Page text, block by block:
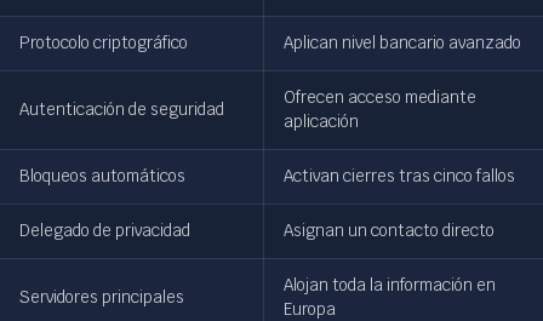
Protocolo criptográfico Aplican nivel bancario avanzado
Autenticación de seguridad
Ofrecen acceso mediante
aplicación
Bloqueos automáticos Activan cierres tras cinco fallos
Delegado de privacidad Asignan un contacto directo
Servidores principales
Alojan toda la información en
Europa